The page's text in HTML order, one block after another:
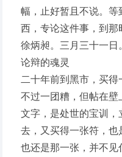
幅，止好暂且不说。
西，专论这件事，到那
徐炳昶。三月三十一日
论辩的魂灵
二十年前到黑市，买得
不过一团糟，但帖在
文字，是处世的宝训
去，又买得一张符，也
也还是那一张，并不